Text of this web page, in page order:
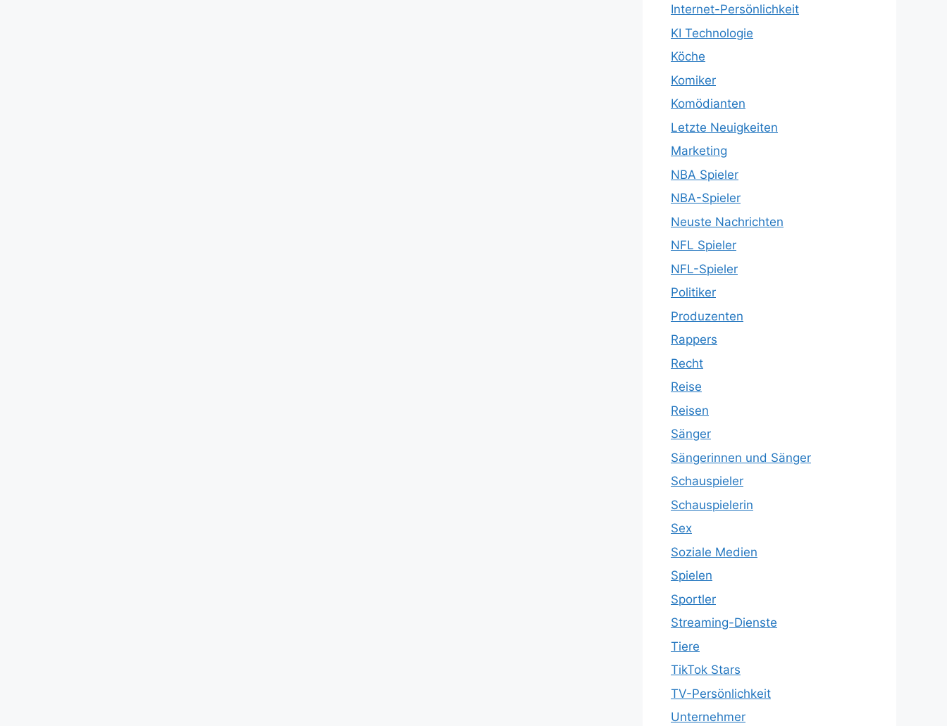
Internet-Persönlichkeit
KI Technologie
Köche
Komiker
Komödianten
Letzte Neuigkeiten
Marketing
NBA Spieler
NBA-Spieler
Neuste Nachrichten
NFL Spieler
NFL-Spieler
Politiker
Produzenten
Rappers
Recht
Reise
Reisen
Sänger
Sängerinnen und Sänger
Schauspieler
Schauspielerin
Sex
Soziale Medien
Spielen
Sportler
Streaming-Dienste
Tiere
TikTok Stars
TV-Persönlichkeit
Unternehmer